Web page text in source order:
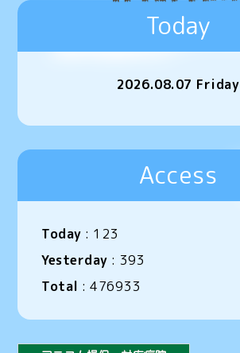
Today
2026.08.07 Friday
Access
Today : 123
Yesterday : 393
Total :476933